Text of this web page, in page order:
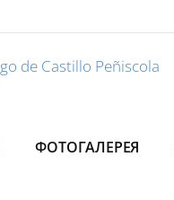
ФОТОГАЛЕРЕЯ